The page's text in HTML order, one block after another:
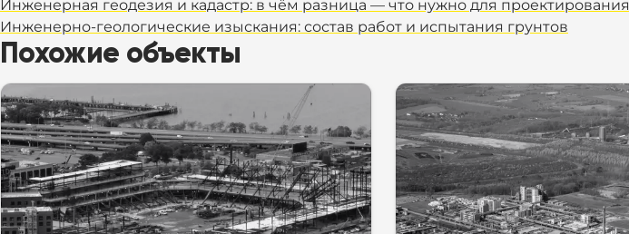
Инженерная геодезия и кадастр: в чём разница — что нужно для проектирования
Инженерно-геологические изыскания: состав работ и испытания грунтов
Похожие объекты